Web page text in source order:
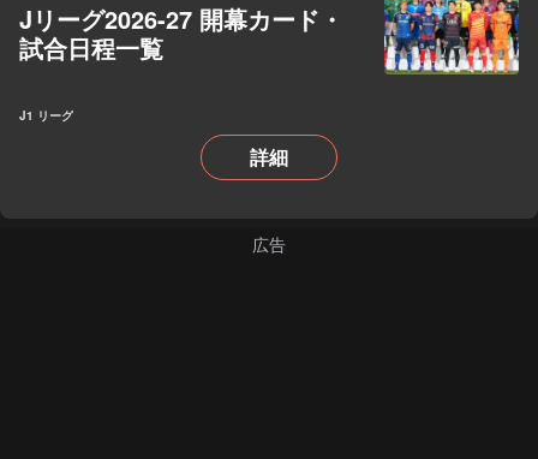
Jリーグ2026-27 開幕カード・
試合日程一覧
J1 リーグ
詳細